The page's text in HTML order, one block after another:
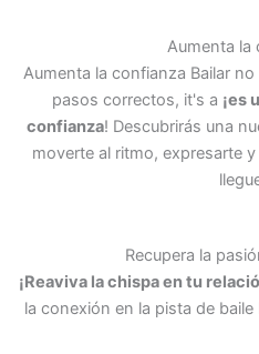
Aumenta la
Aumenta la confianza Bailar
pasos correctos, it's a ¡es
confianza! Descubrirás una
moverte al ritmo, expresarte
Recupera la
¡Reaviva la chispa en tu
la conexión en la pista de